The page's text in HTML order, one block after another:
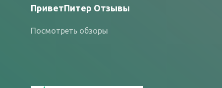
ПриветПитер Отзывы
Посмотреть обзоры